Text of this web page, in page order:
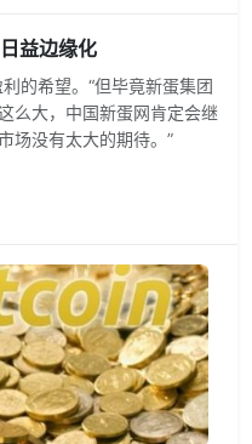
益边缘化
的希望。“但毕竟新蛋集团
么大，中国新蛋网肯定会继
场没有太大的期待。”